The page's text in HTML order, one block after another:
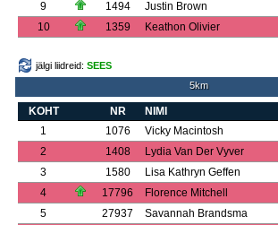
9
1494
Justin Brown
10
1359 Keathon Olivier
jälgi liidreid: SEES
5km
KOHT NR
NIMI
1
1076
Vicky Macintosh
2
1408
Lydia Van Der Vyver
3
1580
Lisa Kathryn Geffen
4
17796
Florence Mitchell
5
27937
Savannah Brandsma